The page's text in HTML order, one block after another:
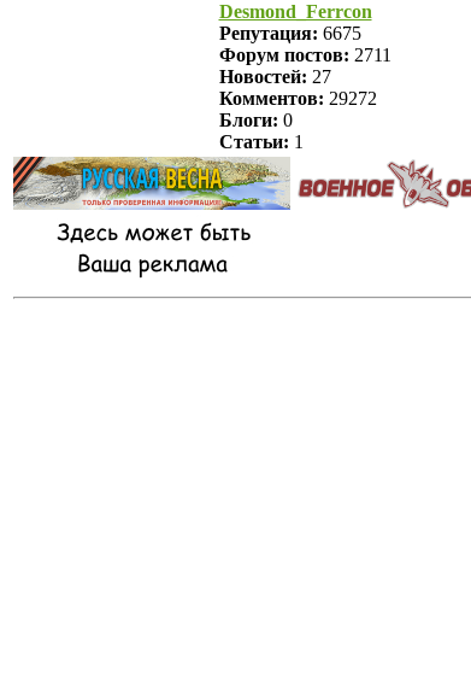
Desmond_Ferrcon
Репутация: 6675
Форум постов: 2711
Новостей: 27
Комментов: 29272
Блоги: 0
Статьи: 1